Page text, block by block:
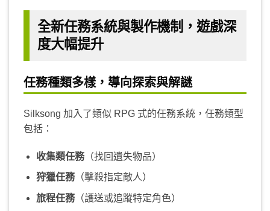
全新任務系統與製作機制，遊戲深
度大幅提升
任務種類多樣，導向探索與解謎
Silksong 加入了類似 RPG 式的任務系統，任務類型
包括：
收集類任務（找回遺失物品）
狩獵任務（擊殺指定敵人）
旅程任務（護送或追蹤特定角色）